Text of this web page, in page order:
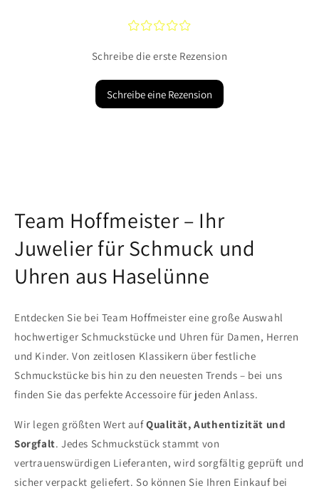
¤¤¤¤¤
Schreibe die erste Rezension
Schreibe eine Rezension
Team Hoffmeister – Ihr
Juwelier für Schmuck und
Uhren aus Haselünne
Entdecken Sie bei Team Hoffmeister eine große Auswahl
hochwertiger Schmuckstücke und Uhren für Damen, Herren
und Kinder. Von zeitlosen Klassikern über festliche
Schmuckstücke bis hin zu den neuesten Trends – bei uns
finden Sie das perfekte Accessoire für jeden Anlass.
Wir legen größten Wert aufQualität, Authentizität und
Sorgfalt. Jedes Schmuckstück stammt von
vertrauenswürdigen Lieferanten, wird sorgfältig geprüft und
sicher verpackt geliefert. So können Sie Ihren Einkauf bei